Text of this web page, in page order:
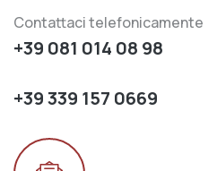
Contattaci telefonicamente
+39 081 014 08 98
+39 339 157 0669